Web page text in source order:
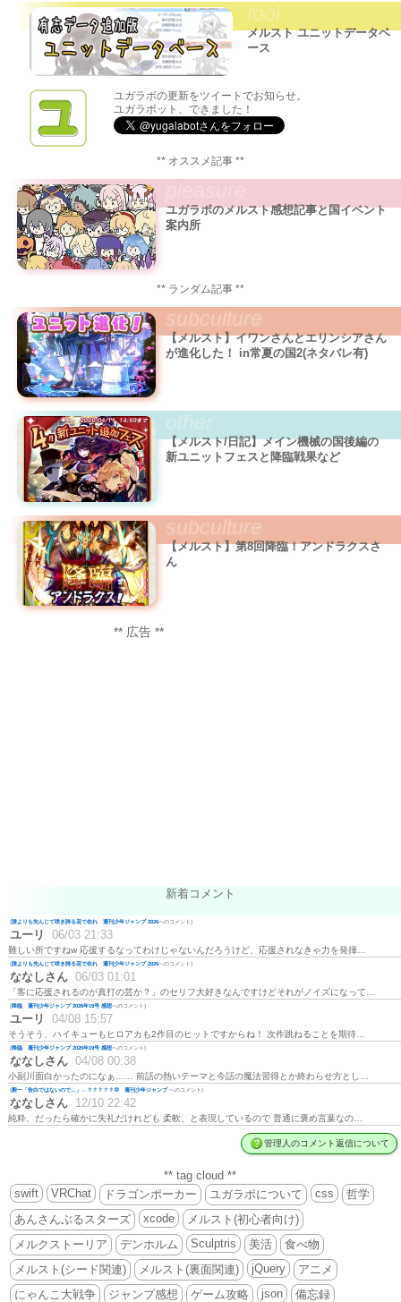
内
検
索:
tool
メルスト ユニットデータベ
ース
ユガラボの更新をツイートでお知らせ。
ユガラボット、できました！
** オススメ記事 **
ユガラボのメルスト感想記事と国イベント
案内所
** ランダム記事 **
subculture
【メルスト】イワンさんとエリンシアさん
が進化した！ in常夏の国2(ネタバレ有)
【メルスト/日記】メイン機械の国後編の
新ユニットフェスと降臨戦果など
subculture
【メルスト】第8回降臨！アンドラクスさ
ん
** 広告 **
新着コメント
(誰よりも先んじて咲き誇る花で在れ 週刊少年ジャンプ 2026へのコメント)
ユーリ 06/03 21:33
難しい所ですねw 応援するなってわけじゃないんだろうけど、応援されなきゃ力を発揮…
(誰よりも先んじて咲き誇る花で在れ 週刊少年ジャンプ 2026へのコメント)
ななしさん 06/03 01:01
「客に応援されるのが真打の芸か？」のセリフ大好きなんですけどそれがノイズになって…
(降臨 週刊少年ジャンプ 2026年19号 感想へのコメント)
ユーリ 04/08 15:57
そうそう、ハイキューもヒロアカも2作目のヒットですからね！ 次作跳ねることを期待…
(降臨 週刊少年ジャンプ 2026年19号 感想へのコメント)
ななしさん 04/08 00:38
小副川面白かったのになぁ…… 前話の熱いテーマと今話の魔法習得とか終わらせ方とし…
(殿一「告白ではないので…」←？？？？？💢 週刊少年ジャンプへのコメント)
ななしさん 12/10 22:42
純粋、だったら確かに失礼だけれども 柔軟、と表現しているので 普通に褒め言葉なの…
管理人のコメント返信について
** tag cloud **
swift
VRChat ドラゴンポーカー ユガラボについて css
哲学
あんさんぶるスターズ
xcode
メルスト(初心者向け)
メルクストーリア
デンホルム Sculptris 美活
食べ物
メルスト(シード関連)
メルスト(裏面関連) jQuery
アニメ
にゃんこ大戦争
ジャンプ感想 ゲーム攻略 json 備忘録